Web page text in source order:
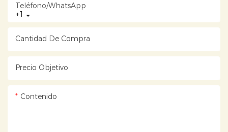
+1
Teléfono/WhatsApp
Cantidad De Compra
Precio Objetivo
Contenido